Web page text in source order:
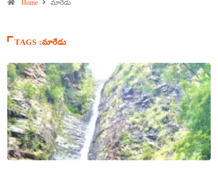
Home మారేడు
TAGS :మారేడు